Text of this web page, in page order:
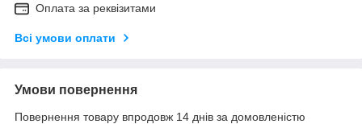
Оплата за реквізитами
Всі умови оплати
Умови повернення
Повернення товару впродовж 14 днів за домовленістю